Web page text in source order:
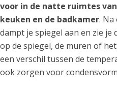
voor in de natte ruimtes
keuken en de badkamer. Na
dampt je spiegel aan en zie
op de spiegel, de muren of
een verschil tussen de
ook zorgen voor